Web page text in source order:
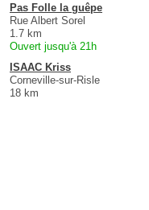
Pas Folle la guêpe
Rue Albert Sorel
1.7 km
Ouvert jusqu'à 21h
ISAAC Kriss
Corneville-sur-Risle
18 km